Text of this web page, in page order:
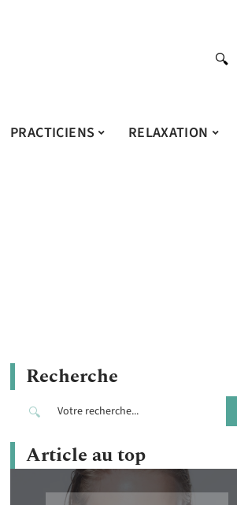
PRACTICIENS RELAXATION
Recherche
Article au top